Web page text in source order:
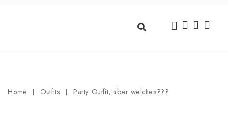
Home Outfits Party Outfit, aber welches???